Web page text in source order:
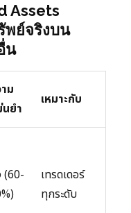
Assets
พย์จริงบน
น
ม
ยำ
เหมาะกับ
(60-
เทรดเดอร์
ทุกระดับ